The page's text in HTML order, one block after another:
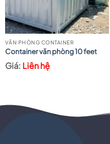
VĂN PHÒNG CONTAINER
Container văn phòng 10 feet
Liên hệ